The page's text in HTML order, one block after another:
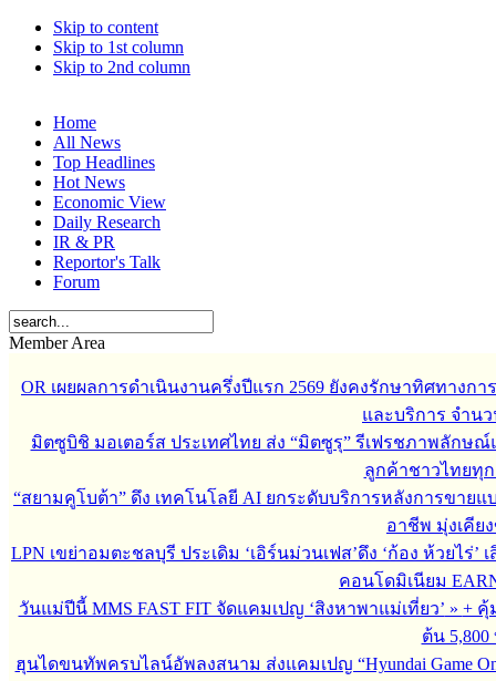
Skip to content
Skip to 1st column
Skip to 2nd column
Home
All News
Top Headlines
Hot News
Economic View
Daily Research
IR & PR
Reportor's Talk
Forum
Member Area
OR เผยผลการดำเนินงานครึ่งปีแรก 2569 ยังคงรักษาทิศทางกา
และบริการ จำนว
มิตซูบิชิ มอเตอร์ส ประเทศไทย ส่ง “มิตซูรุ” รีเฟรชภาพลักษณ์
ลูกค้าชาวไทยทุก
“สยามคูโบต้า” ดึง เทคโนโลยี AI ยกระดับบริการหลังการขาย
อาชีพ มุ่งเคีย
LPN เขย่าอมตะชลบุรี ประเดิม ‘เอิร์นม่วนเฟส’ดึง ‘ก้อง ห้วยไร่’
คอนโดมิเนียม
วันแม่ปีนี้ MMS FAST FIT จัดแคมเปญ ‘สิงหาพาแม่เที่ยว’ » + คุ้
ต้น
ฮุนไดขนทัพครบไลน์อัพลงสนาม ส่งแคมเปญ “Hyundai Game